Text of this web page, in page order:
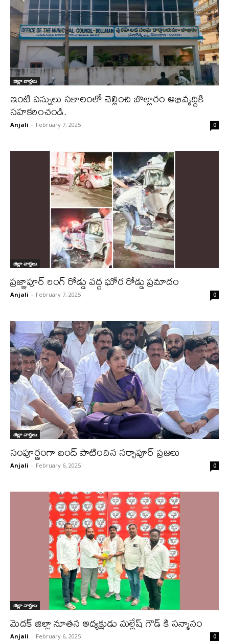
జిల్లా వార్త‌లు
ఇంటి పన్నులు సకాలంలో చెల్లించి బొల్లారం అభివృద్ధికి
సహకరించండి.
Anjali - February 7, 2025 0
జిల్లా వార్త‌లు
ప్రజ్ఞాపూర్ రింగ్ రోడ్డు వద్ద ఘోర రోడ్డు ప్రమాదం
Anjali - February 7, 2025 0
జిల్లా వార్త‌లు
సంపూర్ణంగా బంద్ పాటించిన నర్సాపూర్ ప్రజలు
Anjali - February 6, 2025 0
జిల్లా వార్త‌లు
మెదక్ జిల్లా నూతన అధ్యక్షుడు మల్లేష్ గౌడ్ కి సన్మానం
Anjali - February 6, 2025 0